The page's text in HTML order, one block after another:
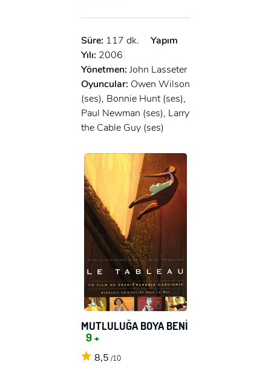
Süre: 117 dk.
Yapım
Yılı: 2006
Yönetmen: John Lasseter
Oyuncular: Owen Wilson
(ses), Bonnie Hunt (ses),
Paul Newman (ses), Larry
the Cable Guy (ses)
MUTLULUĞA BOYA BENİ
9 +
8,5 /10